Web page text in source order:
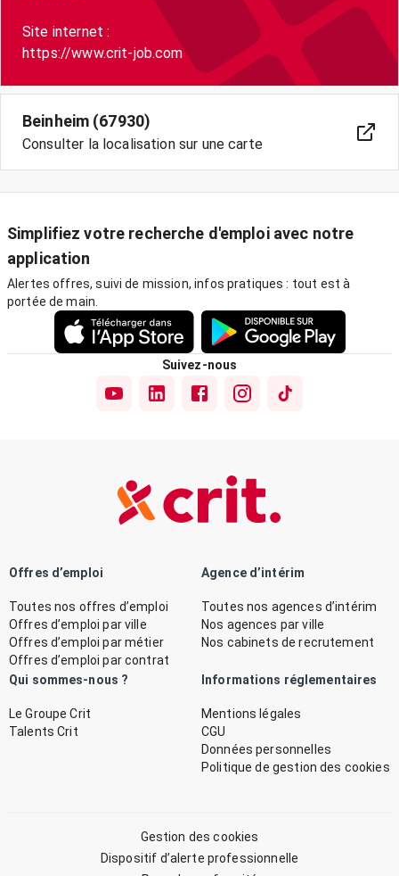
Site internet :
https://www.crit-job.com
Beinheim (67930)
Consulter la localisation sur une carte
Simplifiez votre recherche d'emploi avec notre
application
Alertes offres, suivi de mission, infos pratiques : tout est à
portée de main.
Suivez-nous
Offres d’emploi
Toutes nos offres d’emploi
Offres d’emploi par ville
Offres d’emploi par métier
Offres d’emploi par contrat
Agence d’intérim
Toutes nos agences d’intérim
Nos agences par ville
Nos cabinets de recrutement
Qui sommes-nous ?
Le Groupe Crit
Talents Crit
Informations réglementaires
Mentions légales
CGU
Données personnelles
Politique de gestion des cookies
Gestion des cookies
Dispositif d’alerte professionnelle